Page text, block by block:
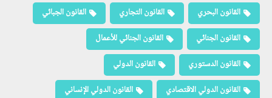
القانون البحري
القانون التجاري
القانون الجبائي
القانون الجنائي
القانون الجنائي للأعمال
القانون الدستوري
القانون الدولي
القانون الدولي الاقتصادي
القانون الدولي الإنساني